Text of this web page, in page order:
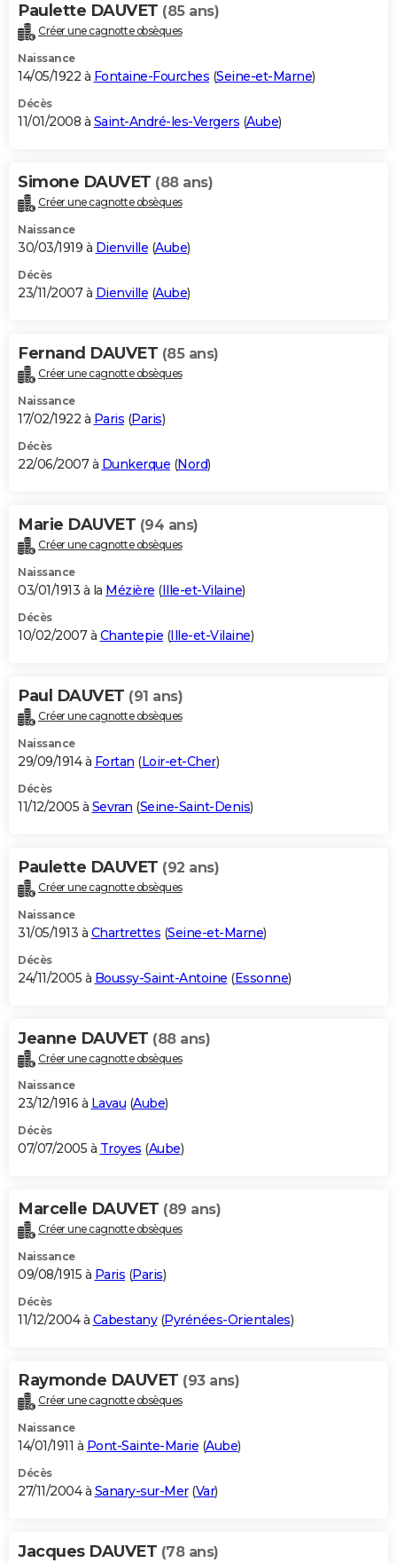
Paulette DAUVET (85 ans)
Créer une cagnotte obsèques
Naissance
14/05/1922 à Fontaine-Fourches (Seine-et-Marne)
Décès
11/01/2008 à Saint-André-les-Vergers (Aube)
Simone DAUVET (88 ans)
Créer une cagnotte obsèques
Naissance
30/03/1919 à Dienville (Aube)
Décès
23/11/2007 à Dienville (Aube)
Fernand DAUVET (85 ans)
Créer une cagnotte obsèques
Naissance
17/02/1922 à Paris (Paris)
Décès
22/06/2007 à Dunkerque (Nord)
Marie DAUVET (94 ans)
Créer une cagnotte obsèques
Naissance
03/01/1913 à la Mézière (Ille-et-Vilaine)
Décès
10/02/2007 à Chantepie (Ille-et-Vilaine)
Paul DAUVET (91 ans)
Créer une cagnotte obsèques
Naissance
29/09/1914 à Fortan (Loir-et-Cher)
Décès
11/12/2005 à Sevran (Seine-Saint-Denis)
Paulette DAUVET (92 ans)
Créer une cagnotte obsèques
Naissance
31/05/1913 à Chartrettes (Seine-et-Marne)
Décès
24/11/2005 à Boussy-Saint-Antoine (Essonne)
Jeanne DAUVET (88 ans)
Créer une cagnotte obsèques
Naissance
23/12/1916 à Lavau (Aube)
Décès
07/07/2005 à Troyes (Aube)
Marcelle DAUVET (89 ans)
Créer une cagnotte obsèques
Naissance
09/08/1915 à Paris (Paris)
Décès
11/12/2004 à Cabestany(Pyrénées-Orientales)
Raymonde DAUVET (93 ans)
Créer une cagnotte obsèques
Naissance
14/01/1911 à Pont-Sainte-Marie (Aube)
Décès
27/11/2004 à Sanary-sur-Mer(Var)
Jacques DAUVET (78 ans)